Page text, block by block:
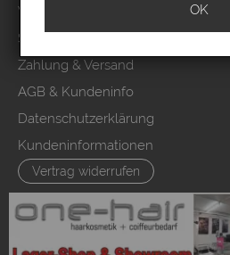
Video Salons Kunden
Sitemap
Zahlung & Versand
AGB & Kundeninfo
Datenschutzerklärung
Kundeninformationen
Vertrag widerrufen
OK